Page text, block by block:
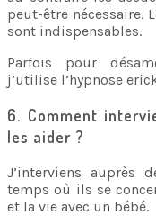
peut-être nécessaire.
sont indispensables.
Parfois pour
j’utilise l’hypnose
6. Comment
les aider ?
J’interviens auprès
temps où ils se
et la vie avec un bébé.